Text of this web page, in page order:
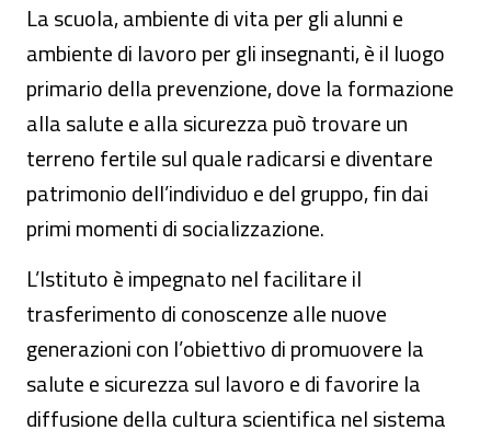
La scuola, ambiente di vita per gli alunni e
ambiente di lavoro per gli insegnanti, è il luogo
primario della prevenzione, dove la formazione
alla salute e alla sicurezza può trovare un
terreno fertile sul quale radicarsi e diventare
patrimonio dell’individuo e del gruppo, fin dai
primi momenti di socializzazione.
L’Istituto è impegnato nel facilitare il
trasferimento di conoscenze alle nuove
generazioni con l’obiettivo di promuovere la
salute e sicurezza sul lavoro e di favorire la
diffusione della cultura scientifica nel sistema